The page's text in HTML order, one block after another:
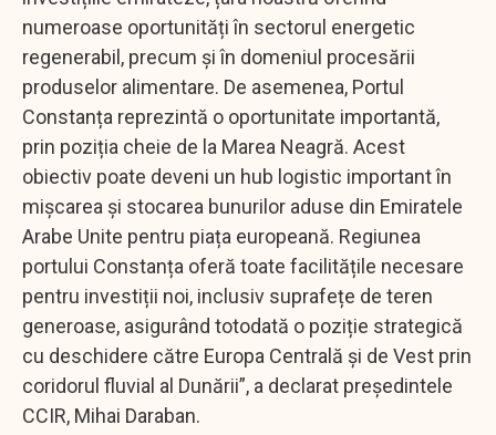
numeroase oportunități în sectorul energetic
regenerabil, precum și în domeniul procesării
produselor alimentare. De asemenea, Portul
Constanța reprezintă o oportunitate importantă,
prin poziția cheie de la Marea Neagră. Acest
obiectiv poate deveni un hub logistic important în
mișcarea și stocarea bunurilor aduse din Emiratele
Arabe Unite pentru piața europeană. Regiunea
portului Constanța oferă toate facilitățile necesare
pentru investiții noi, inclusiv suprafețe de teren
generoase, asigurând totodată o poziție strategică
cu deschidere către Europa Centrală și de Vest prin
coridorul fluvial al Dunării”, a declarat președintele
CCIR, Mihai Daraban.